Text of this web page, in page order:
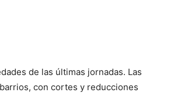
de las últimas jornadas. Las
con cortes y reducciones